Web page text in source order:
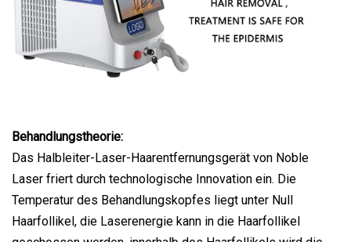
Behandlungstheorie:
Das Halbleiter-Laser-Haarentfernungsgerät von Noble
Laser friert durch technologische Innovation ein. Die
Temperatur des Behandlungskopfes liegt unter Null
Haarfollikel, die Laserenergie kann in die Haarfollikel